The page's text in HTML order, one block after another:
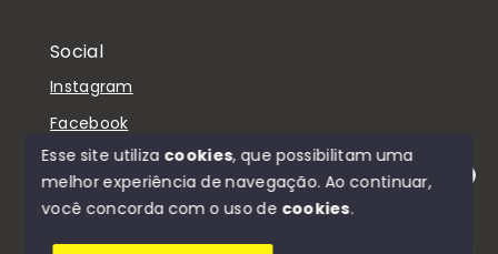
Olá! Estamos disponíveis para te ajudar.
Social
Instagram
Facebook
© Copyright 2026 - D'Casa Imóveis - Todos os
Esse site utiliza cookies, que possibilitam uma
melhor experiência de navegação.Ao continuar,
você concorda com o uso de cookies.